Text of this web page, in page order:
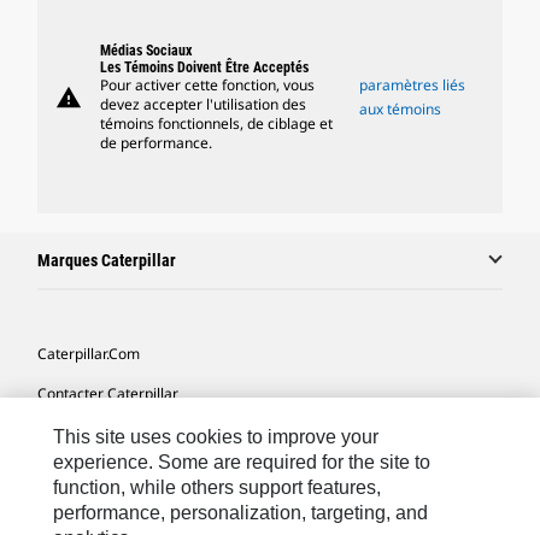
warning
Médias Sociaux
Les Témoins Doivent Être Acceptés
Pour activer cette fonction, vous
devez accepter l'utilisation des
témoins fonctionnels, de ciblage et
de performance.
paramètres liés
aux témoins
Marques Caterpillar
Caterpillar.com
Contacter Caterpillar
Mes Préférences Marketing
Plan Du Site
Cookie Settings
This site uses cookies to improve your
experience. Some are required for the site to
function, while others support features,
performance, personalization, targeting, and